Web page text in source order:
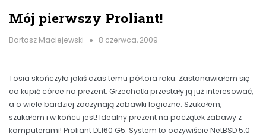
Mój pierwszy Proliant!
Bartosz Maciejewski 8 czerwca, 2009
Tosia skończyła jakiś czas temu półtora roku. Zastanawiałem się
co kupić córce na prezent. Grzechotki przestały ją już interesować,
a o wiele bardziej zaczynają zabawki logiczne. Szukałem,
szukałem i w końcu jest! Idealny prezent na początek zabawy z
komputerami! Proliant DL160 G5. System to oczywiście NetBSD 5.0